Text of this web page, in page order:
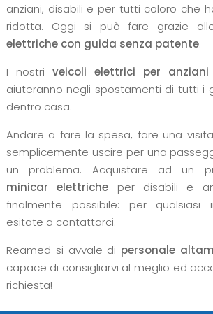
anziani, disabili e per tutti coloro che
ridotta. Oggi si può fare grazie
elettriche con guida senza patente.
I nostri veicoli elettrici per anziani
aiuteranno negli spostamenti di tutti i
dentro casa.
Andare a fare la spesa, fare una
semplicemente uscire per una
un problema. Acquistare ad un
minicar elettriche per disabili e
finalmente possibile: per qualsiasi
esitate a contattarci.
Reamed si avvale di personale
capace di consigliarvi al meglio ed
richiesta!